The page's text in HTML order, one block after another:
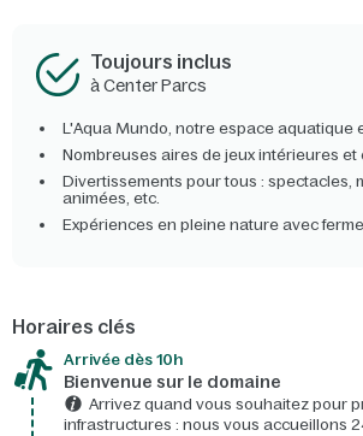
Toujours inclus
à Center Parcs
L'Aqua Mundo, notre espace aquatique
Nombreuses aires de jeux intérieures et
Divertissements pour tous : spectacles,
animées, etc.
Expériences en pleine nature avec
Horaires clés
Arrivée dès 10h​
Bienvenue sur le domaine​
Arrivez quand vous souhaitez pour
infrastructures : nous vous accueillons